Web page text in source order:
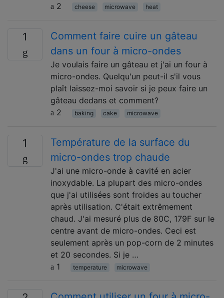
2
cheese microwave heat
1
Comment faire cuire un gâteau
dans un four à micro-ondes
Je voulais faire un gâteau et j'ai un four à
micro-ondes. Quelqu'un peut-il s'il vous
plaît laissez-moi savoir si je peux faire un
gâteau dedans et comment?
2
baking cake microwave
1
Température de la surface du
micro-ondes trop chaude
J'ai une micro-onde à cavité en acier
inoxydable. La plupart des micro-ondes
que j'ai utilisées sont froides au toucher
après utilisation. C'était extrêmement
chaud. J'ai mesuré plus de 80C, 179F sur le
centre avant de micro-ondes. Ceci est
seulement après un pop-corn de 2 minutes
et 20 secondes. Si je …
1
temperature microwave